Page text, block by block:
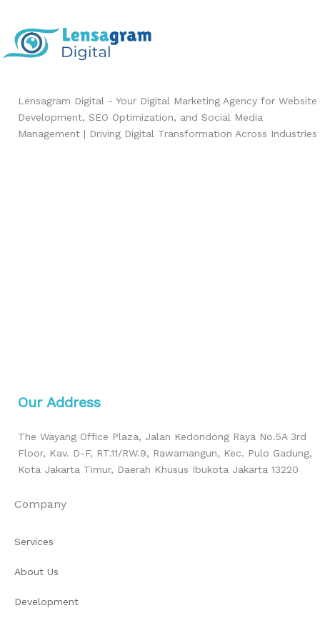
Lensagram Digital - Your Digital Marketing Agency for Website
Development, SEO Optimization, and Social Media
Management | Driving Digital Transformation Across Industries
Our Address
The Wayang Office Plaza, Jalan Kedondong Raya No.5A 3rd
Floor, Kav. D-F, RT.11/RW.9, Rawamangun, Kec. Pulo Gadung,
Kota Jakarta Timur, Daerah Khusus Ibukota Jakarta 13220
Company
Services
About Us
Development